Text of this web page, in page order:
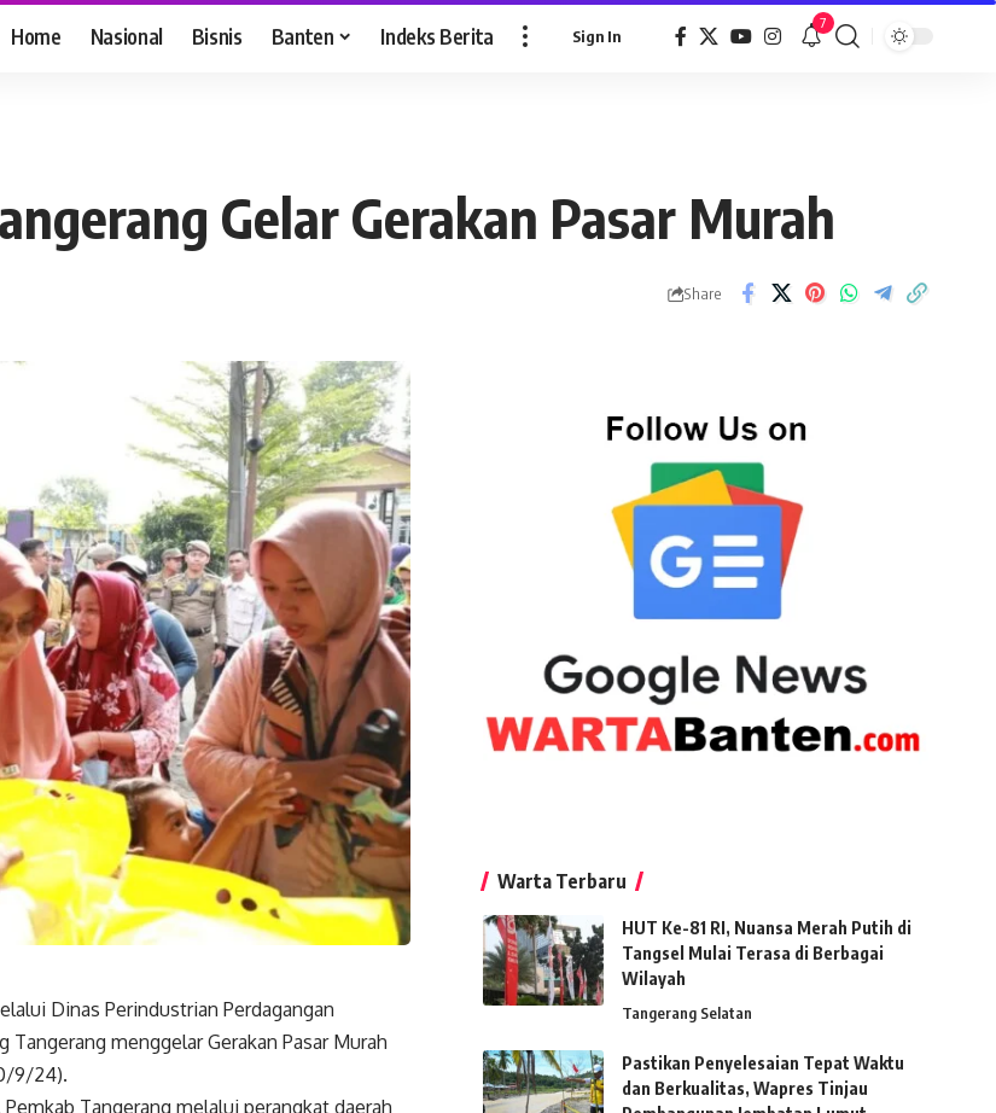
Home Nasional Bisnis Banten Indeks Berita Sign In
7
Gelar Gerakan Pasar Murah
Share
Dinas Perindustrian Perdagangan
menggelar Gerakan Pasar Murah
9/24).
Tangerang melalui perangkat daerah
Warta Terbaru
HUT Ke-81 RI, Nuansa Merah Putih di
Tangsel Mulai Terasa di Berbagai
Wilayah
Tangerang Selatan
Pastikan Penyelesaian Tepat Waktu
dan Berkualitas, Wapres Tinjau